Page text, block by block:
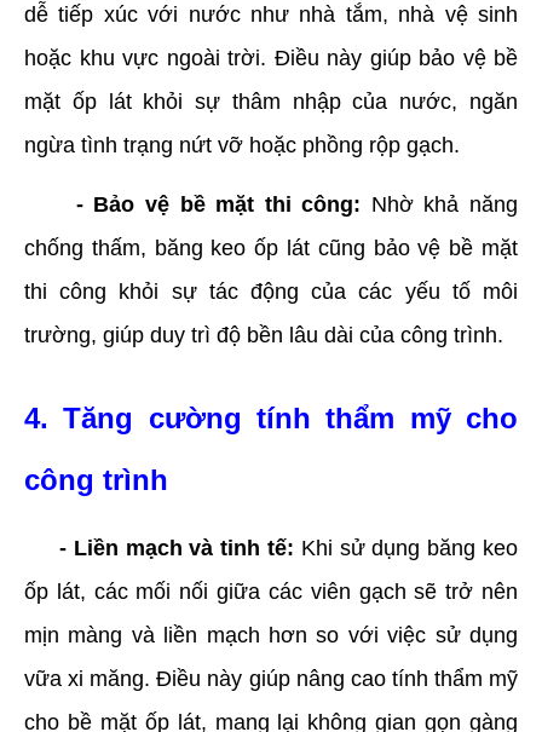
dễ tiếp xúc với nước như nhà tắm, nhà vệ sinh
hoặc khu vực ngoài trời. Điều này giúp bảo vệ bề
mặt ốp lát khỏi sự thâm nhập của nước, ngăn
ngừa tình trạng nứt vỡ hoặc phồng rộp gạch.
- Bảo vệ bề mặt thi công: Nhờ khả năng
chống thấm, băng keo ốp lát cũng bảo vệ bề mặt
thi công khỏi sự tác động của các yếu tố môi
trường, giúp duy trì độ bền lâu dài của công trình.
4. Tăng cường tính thẩm mỹ cho
công trình
- Liền mạch và tinh tế: Khi sử dụng băng keo
ốp lát, các mối nối giữa các viên gạch sẽ trở nên
mịn màng và liền mạch hơn so với việc sử dụng
vữa xi măng. Điều này giúp nâng cao tính thẩm mỹ
cho bề mặt ốp lát, mang lại không gian gọn gàng